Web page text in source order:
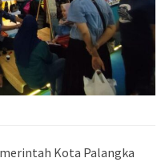
Kota Palangka